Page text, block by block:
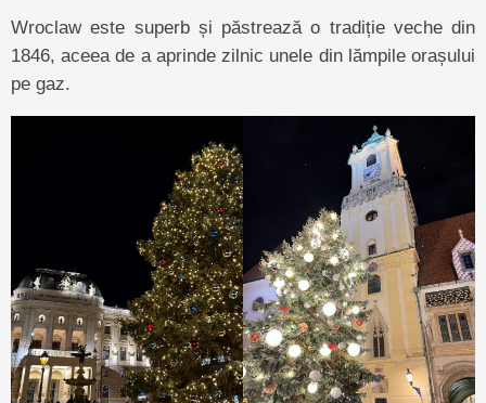
Wroclaw este superb și păstrează o tradiție veche din
1846, aceea de a aprinde zilnic unele din lămpile orașului
pe gaz.